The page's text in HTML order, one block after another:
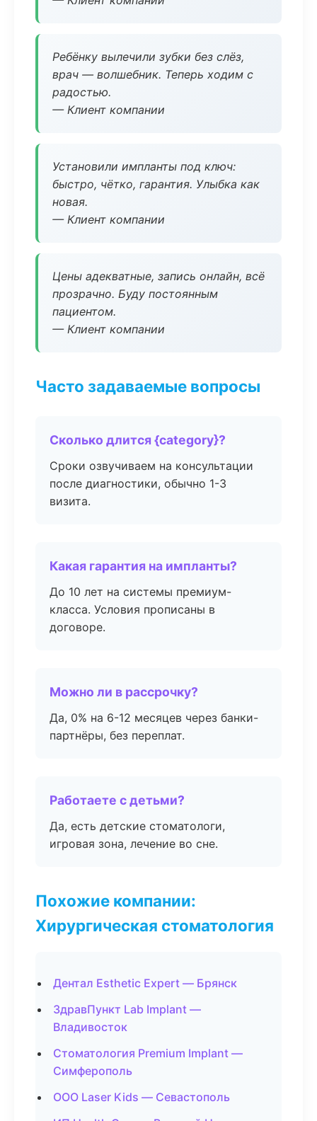
Ребёнку вылечили зубки без слёз,
врач — волшебник. Теперь ходим с
радостью.
— Клиент компании
Установили импланты под ключ:
быстро, чётко, гарантия. Улыбка как
новая.
— Клиент компании
Цены адекватные, запись онлайн, всё
прозрачно. Буду постоянным
пациентом.
— Клиент компании
Часто задаваемые вопросы
Сколько длится {category}?
Сроки озвучиваем на консультации
после диагностики, обычно 1-3
визита.
Какая гарантия на импланты?
До 10 лет на системы премиум-
класса. Условия прописаны в
договоре.
Можно ли в рассрочку?
Да, 0% на 6-12 месяцев через банки-
партнёры, без переплат.
Работаете с детьми?
Да, есть детские стоматологи,
игровая зона, лечение во сне.
Похожие компании:
Хирургическая стоматология
Дентал Esthetic Expert — Брянск
ЗдравПункт Lab Implant —
Владивосток
Стоматология Premium Implant —
Симферополь
ООО Laser Kids — Севастополь